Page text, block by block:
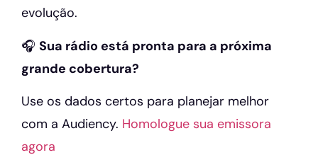
evolução.
🎧 Sua rádio está pronta para a próxima
grande cobertura?
Use os dados certos para planejar melhor
com a Audiency. Homologue sua emissora
agora